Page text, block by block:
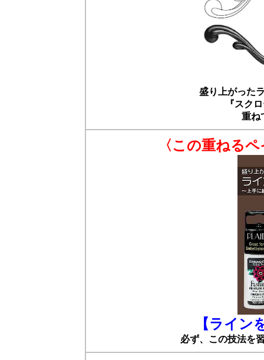
盛り上がった
『スク
重ね
〈この重ねる
【ライン
必ず、この技法を